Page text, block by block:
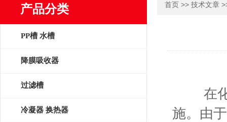
产品分类
PP槽 水槽
降膜吸收器
过滤槽
冷凝器 换热器
首页 >> 技术文章
在化
施。由